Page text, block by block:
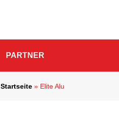
PARTNER
Startseite » Elite Alu